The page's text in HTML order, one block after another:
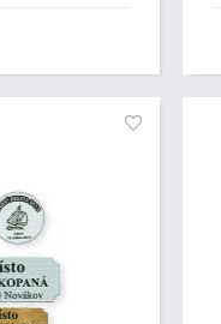
kroku